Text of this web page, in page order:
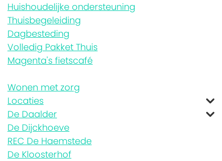
Huishoudelijke ondersteuning
Thuisbegeleiding
Dagbesteding
Volledig Pakket Thuis
Magenta's fietscafé
Wonen met zorg
Locaties
De Daalder
De Dijckhoeve
REC De Haemstede
De Kloosterhof